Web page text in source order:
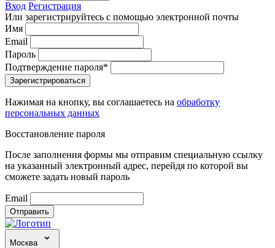
Вход Регистрация
Или зарегистрируйтесь с помощью электронной почты
Имя
Email
Пароль
Подтверждение пароля*
Зарегистрироваться
Нажимая на кнопку, вы соглашаетесь на обработку
персональных данных
Восстановление пароля
После заполнения формы мы отправим специальную ссылку
на указанный электронный адрес, перейдя по которой вы
сможете задать новый пароль
Email
Отправить
Москва